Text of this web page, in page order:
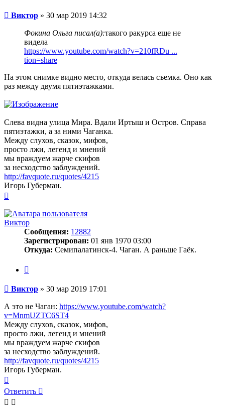
Сообщение
Виктор » 30 мар 2019 14:32
Фокина Ольга писал(а):такого ракурса еще не
видела
https://www.youtube.com/watch?v=210fRDu ...
tion=share
На этом снимке видно место, откуда велась съемка. Оно как
раз между двумя пятиэтажками.
Слева видна улица Мира. Вдали Иртыш и Остров. Справа
пятиэтажки, а за ними Чаганка.
Между слухов, сказок, мифов,
просто лжи, легенд и мнений
мы враждуем жарче скифов
за несходство заблуждений.
http://favquote.ru/quotes/4215
Игорь Губерман.
началу
Виктор
Сообщения: 12882
Зарегистрирован: 01 янв 1970 03:00
Откуда: Семипалатинск-4. Чаган. А раньше Гаёк.
Сообщение
Виктор » 30 мар 2019 17:01
А это не Чаган: https://www.youtube.com/watch?
v=MnmUZTC6ST4
Между слухов, сказок, мифов,
просто лжи, легенд и мнений
мы враждуем жарче скифов
за несходство заблуждений.
http://favquote.ru/quotes/4215
Игорь Губерман.
к
началу
Ответить